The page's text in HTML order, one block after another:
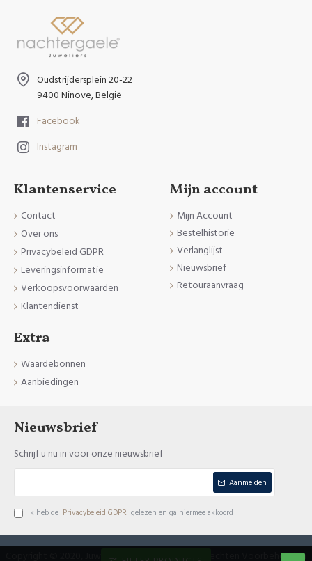
Oudstrijdersplein 20-22
9400 Ninove, België
Facebook
Instagram
Klantenservice
Contact
Over ons
Privacybeleid GDPR
Leveringsinformatie
Verkoopsvoorwaarden
Klantendienst
Mijn account
Mijn Account
Bestelhistorie
Verlanglijst
Nieuwsbrief
Retouraanvraag
Extra
Waardebonnen
Aanbiedingen
Nieuwsbrief
Schrijf u nu in voor onze nieuwsbrief
Aanmelden
Ik heb de Privacybeleid GDPR gelezen en ga hiermee akkoord
Copyright © 2020, Juweliers Nachtergaele, Alle Rechten Voorbehouden